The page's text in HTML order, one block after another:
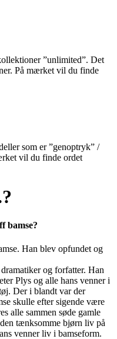
”unlimited”. Det
På mærket vil du finde
som er ”genoptryk” /
vil du finde ordet
bamse?
Han blev opfundet og
og forfatter. Han
Plys og alle hans venner i
Der i blandt var der
skulle efter sigende være
alle sammen søde gamle
tænksomme bjørn liv på
venner liv i bamseform.